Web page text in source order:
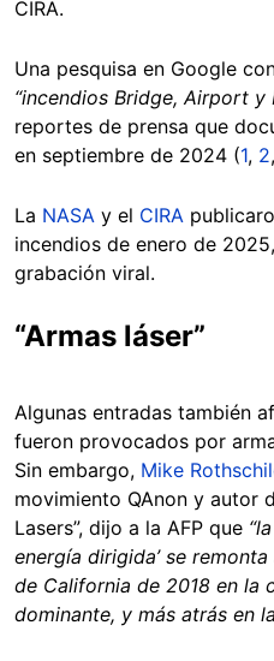
CIRA.
Una pesquisa en Google
“incendios Bridge, Airport y
reportes de prensa que
en septiembre de 2024 (1, 2,
La NASA y el CIRA
incendios de enero de
grabación viral.
“Armas láser”
Algunas entradas también
fueron provocados por
Sin embargo, Mike
movimiento QAnon y autor
Lasers”, dijo a la AFP que
energía dirigida’ se
de California de 2018 en la
dominante, y más atrás en